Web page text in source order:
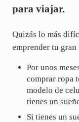
para viajar.
Quizás lo más
emprender tu
Por unos
comprar ropa
modelo de
tienes un
Si tienes un